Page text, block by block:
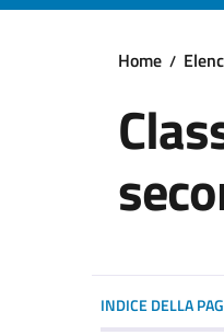
Home
INDICE DELLA